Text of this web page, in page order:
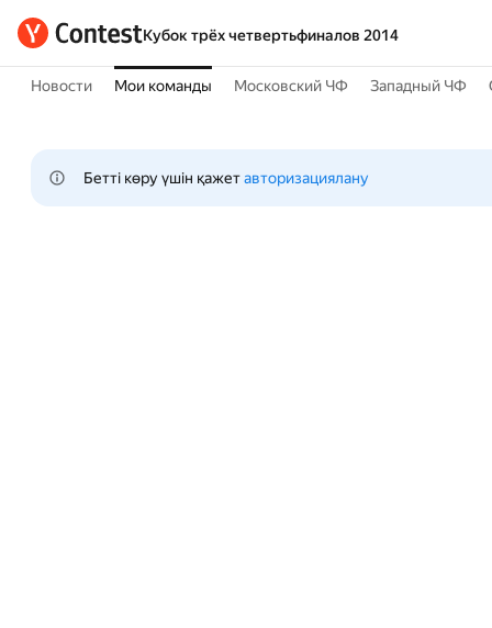
Кубок трёх четвертьфиналов 2014
Новости Мои команды Московский ЧФ Западный ЧФ
Бетті көру үшін қажет авторизациялану